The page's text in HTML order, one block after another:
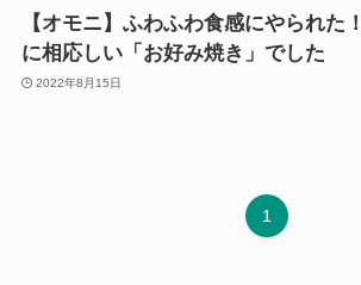
【オモニ】ふわふわ食感にやられた
に相応しい「お好み焼き」でした
2022年8月15日
1